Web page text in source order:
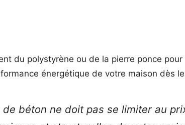
du polystyrène ou de la pierre ponce
énergétique de votre maison dès
de béton ne doit pas se limiter au